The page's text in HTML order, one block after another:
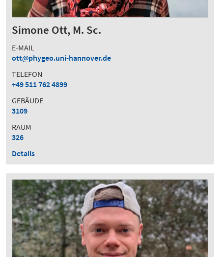
Simone Ott, M. Sc.
E-MAIL
ott
phygeo.uni-hannover.de
TELEFON
+49 511 762 4899
GEBÄUDE
3109
RAUM
326
Details